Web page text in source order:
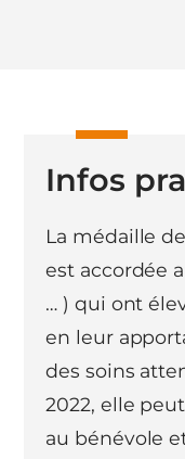
Infos
La médaille
est accordée
… ) qui ont
en leur
des soins
2022, elle
au bénévole